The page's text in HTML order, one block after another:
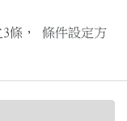
條， 條件設定方